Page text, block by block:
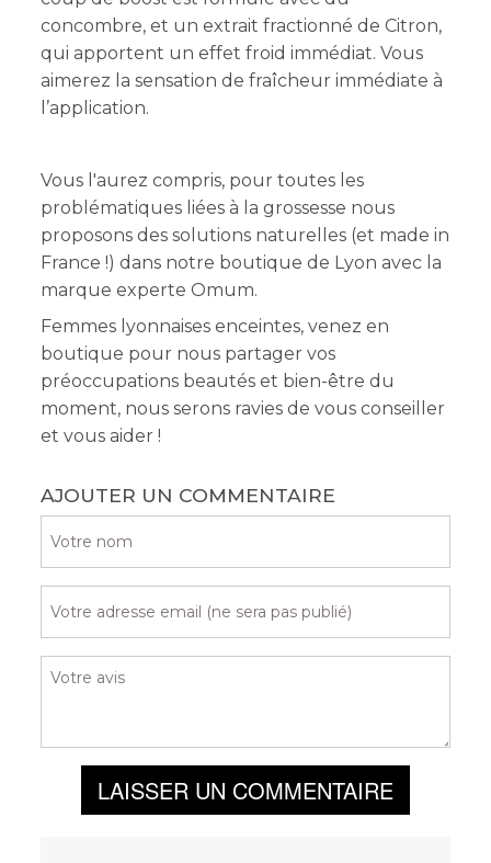
concombre, et un extrait fractionné de Citron,
qui apportent un effet froid immédiat.Vous
aimerez la sensation de fraîcheur immédiate à
l’application.
Vous l'aurez compris, pour toutes les
problématiques liées à la grossesse nous
proposons des solutions naturelles (et made in
France !) dans notre boutique de Lyon avec la
marque experte Omum.
Femmes lyonnaises enceintes, venez en
boutique pour nous partager vos
préoccupations beautés et bien-être du
moment, nous serons ravies de vous conseiller
et vous aider !
AJOUTER UN COMMENTAIRE
LAISSER UN COMMENTAIRE